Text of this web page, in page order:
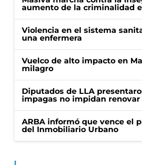
aumento de la criminalidad
Violencia en el sistema
una enfermera
Vuelco de alto impacto en
milagro
Diputados de LLA
impagas no impidan
ARBA informó que vence el
del Inmobiliario Urbano